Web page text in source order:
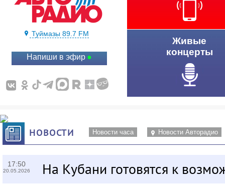
Туймазы 89.7 FM
Напиши в эфир
Живые
концерты
НОВОСТИ Новости часа Новости Авторадио
17:50
20.05.2026 На Кубани готовятся к